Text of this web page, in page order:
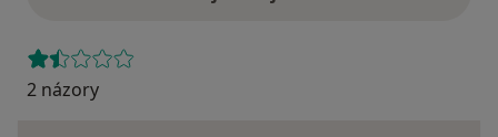
2 názory